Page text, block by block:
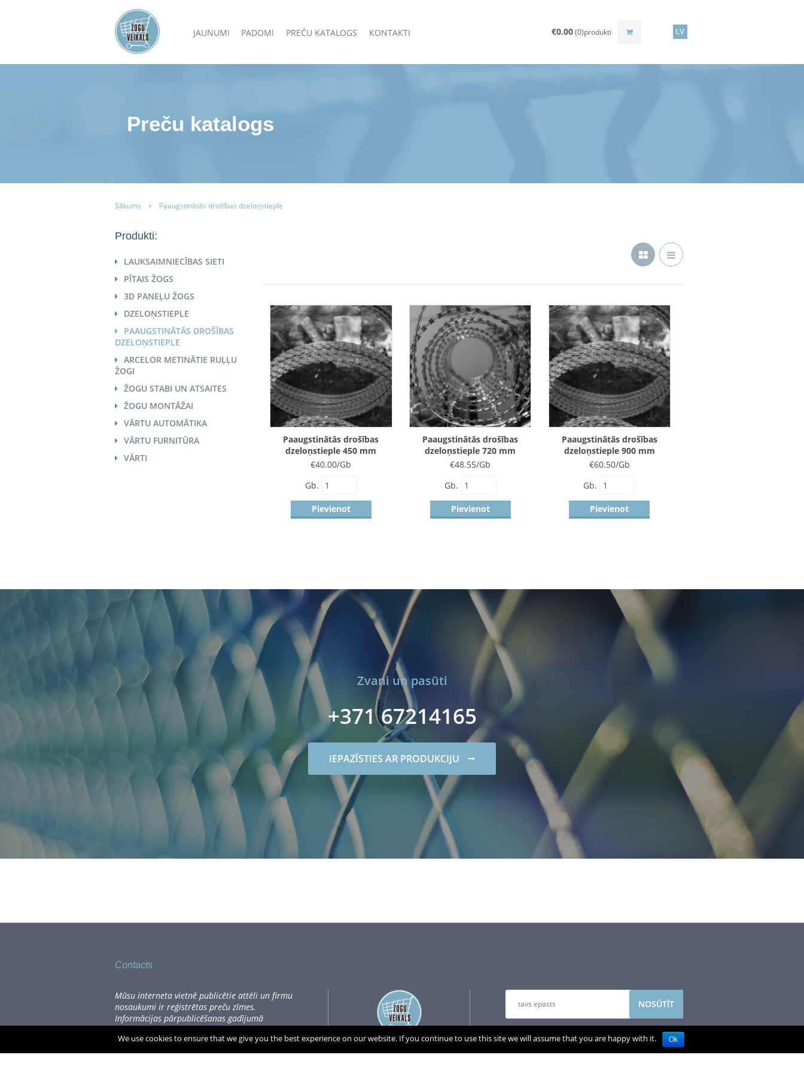
JAUNUMI PADOMI PREČU KATALOGS KONTAKTI €0.00(0)produkti LV
Preču katalogs
Sākums Paaugstinātās drošības dzeloņstieple
Produkti:
LAUKSAIMNIECĪBAS SIETI
PĪTAIS ŽOGS
3D PANEĻU ŽOGS
DZELOŅSTIEPLE
PAAUGSTINĀTĀS DROŠĪBAS
DZELOŅSTIEPLE
ARCELOR METINĀTIE RUĻĻU
ŽOGI
ŽOGU STABI UN ATSAITES
ŽOGU MONTĀŽAI
VĀRTU AUTOMĀTIKA
VĀRTU FURNITŪRA
VĀRTI
Paaugstinātās drošības
dzeloņstieple 450 mm
€40.00/Gb
Gb.
Pievienot
Paaugstinātās drošības
dzeloņstieple 720 mm
€48.55/Gb
Gb.
Pievienot
Paaugstinātās drošības
dzeloņstieple 900 mm
€60.50/Gb
Gb.
Pievienot
Zvani un pasūti
+371 67214165
IEPAZĪSTIES AR PRODUKCIJU
Contacts
Mūsu interneta vietnē publicētie attēli un firmu
nosaukumi ir reģistrētas preču zīmes.
Informācijas pārpublicēšanas gadījumā
lūdzam sazināties, rakstot uz
office[at]zogufabrika.lv.
Atstājiet savu e-pasta adresi, lai saņemtu
jaunumus. Apsolām to neatdot trešajām
pusēm un izmantot to saziņai ar jums.
We use cookies to ensure that we give you the best experience on our website. If you continue to use this site we will assume that you are happy with it. Ok